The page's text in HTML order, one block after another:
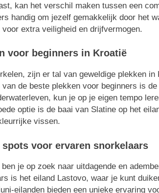
kan het verschil maken tussen een
handig om jezelf gemakkelijk door het
extra veiligheid en drijfvermogen.
voor beginners in Kroatië
zijn er tal van geweldige plekken
de beste plekken voor beginners is
kun je op je eigen tempo
optie is de baai van Slatine op het
vissen.
spots voor ervaren snorkelaars
je op zoek naar uitdagende en
is het eiland Lastovo, waar je kunt
eilanden bieden een unieke ervaring